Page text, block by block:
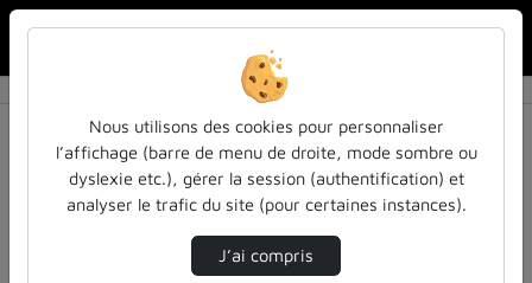
Résultats de la recherche
Filtres actifs (cliquer pour en retirer) :
education
entendu-des-confs-a-ecouter
Nous utilisons des cookies pour personnaliser
l’affichage (barre de menu de droite, mode sombre ou
dyslexie etc.), gérer la session (authentification) et
analyser le trafic du site (pour certaines instances).
J’ai compris